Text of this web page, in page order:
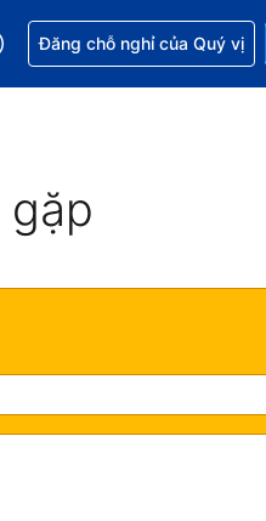
bạn. Loại tiền tệ hiện tại
ngữ của bạn. Ngôn ngữ
Nhận trợ giúp với đặt chỗ
Đăng chỗ nghỉ của Quý vị